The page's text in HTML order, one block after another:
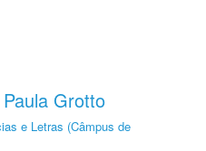
Grotto
e Letras (Câmpus de